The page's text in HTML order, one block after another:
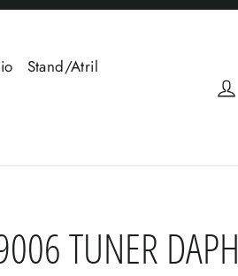
Stand/Atril
TUNER